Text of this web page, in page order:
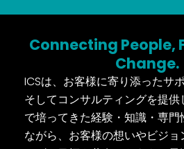
Connecting People,
Change.
ICSは、お客様に寄り添ったサ
そしてコンサルティングを提
で培ってきた経験・知識・専
ながら、お客様の想いやビジョ